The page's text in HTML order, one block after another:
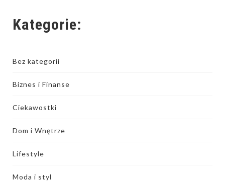
Kategorie:
Bez kategorii
Biznes i Finanse
Ciekawostki
Dom i Wnętrze
Lifestyle
Moda i styl